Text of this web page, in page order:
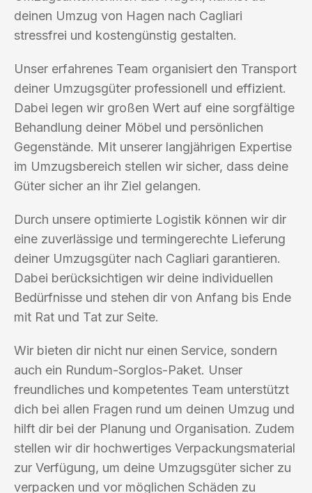
deinen Umzug von Hagen nach Cagliari
stressfrei und kostengünstig gestalten.
Unser erfahrenes Team organisiert den Transport
deiner Umzugsgüter professionell und effizient.
Dabei legen wir großen Wert auf eine sorgfältige
Behandlung deiner Möbel und persönlichen
Gegenstände. Mit unserer langjährigen Expertise
im Umzugsbereich stellen wir sicher, dass deine
Güter sicher an ihr Ziel gelangen.
Durch unsere optimierte Logistik können wir dir
eine zuverlässige und termingerechte Lieferung
deiner Umzugsgüter nach Cagliari garantieren.
Dabei berücksichtigen wir deine individuellen
Bedürfnisse und stehen dir von Anfang bis Ende
mit Rat und Tat zur Seite.
Wir bieten dir nicht nur einen Service, sondern
auch ein Rundum-Sorglos-Paket. Unser
freundliches und kompetentes Team unterstützt
dich bei allen Fragen rund um deinen Umzug und
hilft dir bei der Planung und Organisation. Zudem
stellen wir dir hochwertiges Verpackungsmaterial
zur Verfügung, um deine Umzugsgüter sicher zu
verpacken und vor möglichen Schäden zu